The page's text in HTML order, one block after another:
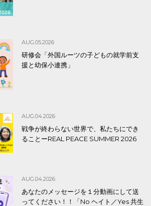
AUG.05.2026
研修会「外国ルーツの子どもの就学前支
援と幼保小連携」
AUG.04.2026
戦争が終わらない世界で、私たちにでき
ることーREAL PEACE SUMMER 2026
AUG.04.2026
あなたのメッセージを１分動画にして送
ってください！！「No ヘイト／Yes 共生